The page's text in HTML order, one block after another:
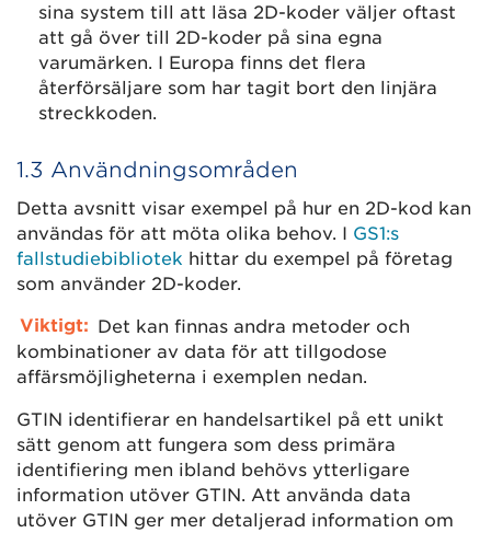
sina system till att läsa 2D-koder väljer oftast
att gå över till 2D-koder på sina egna
varumärken. I Europa finns det flera
återförsäljare som har tagit bort den linjära
streckkoden.
1.3 Användningsområden
Detta avsnitt visar exempel på hur en 2D-kod kan
användas för att möta olika behov. I GS1:s
fallstudiebibliotek hittar du exempel på företag
som använder 2D-koder.
Viktigt: Det kan finnas andra metoder och
kombinationer av data för att tillgodose
affärsmöjligheterna i exemplen nedan.
GTIN identifierar en handelsartikel på ett unikt
sätt genom att fungera som dess primära
identifiering men ibland behövs ytterligare
information utöver GTIN. Att använda data
utöver GTIN ger mer detaljerad information om